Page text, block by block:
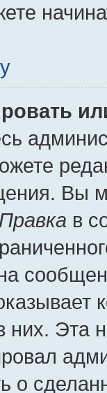
Вы
Правка в
них. Эта
о